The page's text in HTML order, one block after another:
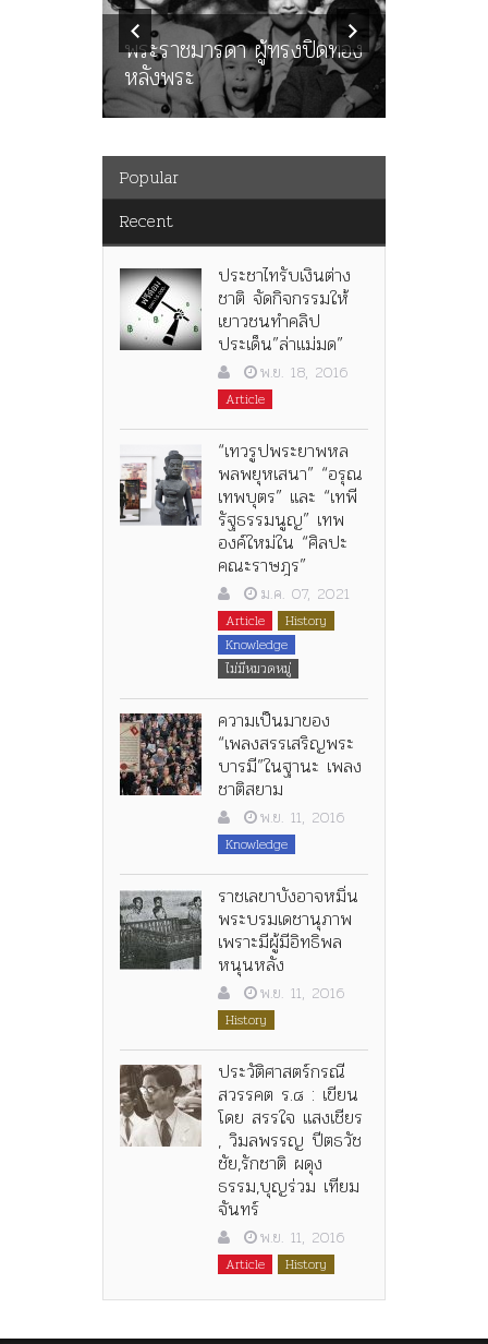
พระราชมารดา ผู้ทรงปิดทอง
หลังพระ
Popular
Recent
ประชาไทรับเงินต่าง
ชาติ จัดกิจกรรมให้
เยาวชนทำคลิป
ประเด็น”ล่าแม่มด”
พ.ย. 18, 2016
Article
“เทวรูปพระยาพหล
พลพยุหเสนา” “อรุณ
เทพบุตร” และ “เทพี
รัฐธรรมนูญ” เทพ
องค์ใหม่ใน “ศิลปะ
คณะราษฎร”
ม.ค. 07, 2021
Article
History
Knowledge
ไม่มีหมวดหมู่
ความเป็นมาของ
“เพลงสรรเสริญพระ
บารมี”ในฐานะ เพลง
ชาติสยาม
พ.ย. 11, 2016
Knowledge
ราชเลขาบังอาจหมิ่น
พระบรมเดชานุภาพ
เพราะมีผู้มีอิทธิพล
หนุนหลัง
พ.ย. 11, 2016
History
ประวัติศาสตร์กรณี
สวรรคต ร.๘ : เขียน
โดย สรรใจ แสงเชียร
, วิมลพรรญ ปีตธวัช
ชัย,รักชาติ ผดุง
ธรรม,บุญร่วม เทียม
จันทร์
พ.ย. 11, 2016
Article History